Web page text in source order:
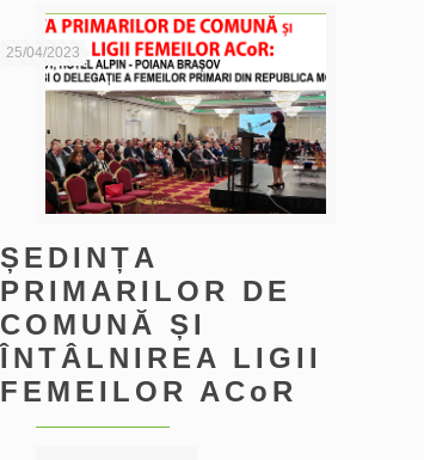
25/04/2023
ȘEDINȚA
PRIMARILOR DE
COMUNĂ ȘI
ÎNTÂLNIREA LIGII
FEMEILOR ACoR